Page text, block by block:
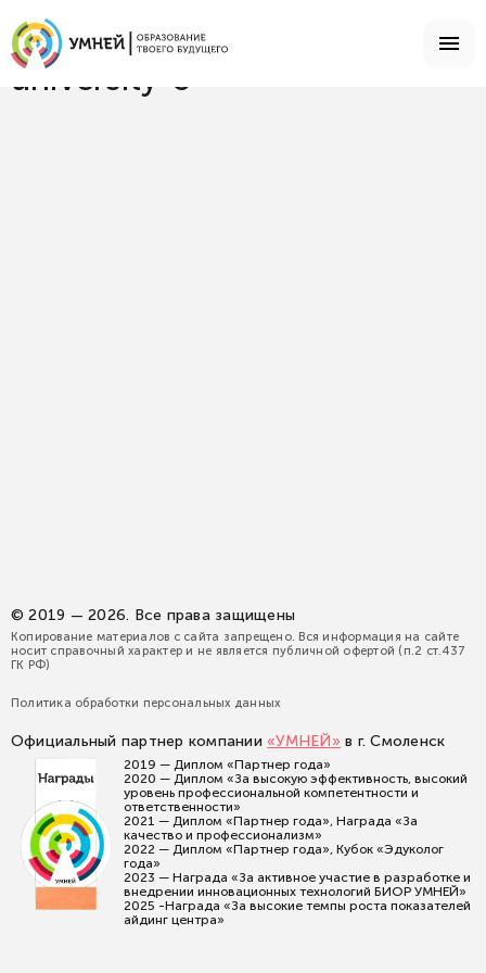
ВУЗы
university-5
university-5
© 2019 — 2026. Все права защищены
Копирование материалов с сайта запрещено. Вся информация на сайте
носит справочный характер и не является публичной офертой (п.2 ст.437
ГК РФ)
Политика обработки персональных данных
Официальный партнер компании «УМНЕЙ» в г. Смоленск
2019 — Диплом «Партнер года»
2020 — Диплом «За высокую эффективность, высокий
уровень профессиональной компетентности и
ответственности»
2021 — Диплом «Партнер года», Награда «За
качество и профессионализм»
2022 — Диплом «Партнер года», Кубок «Эдуколог
года»
2023 — Награда «За активное участие в разработке и
внедрении инновационных технологий БИОР УМНЕЙ»
2025 -Награда «За высокие темпы роста показателей
айдинг центра»